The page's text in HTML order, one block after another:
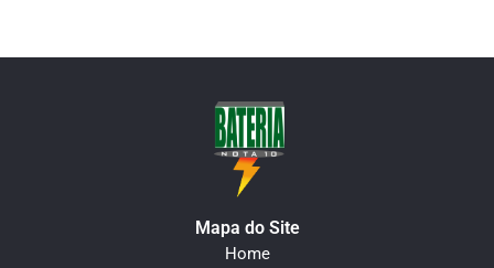
Mapa do Site
Home